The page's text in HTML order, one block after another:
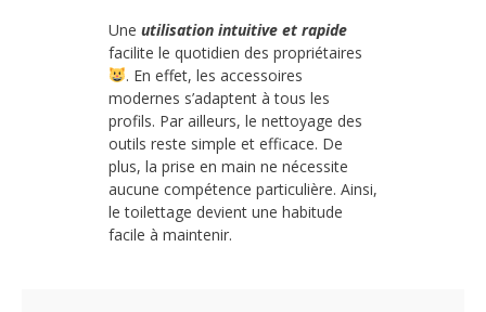
Une utilisation intuitive et rapide
facilite le quotidien des propriétaires
. En effet, les accessoires
modernes s’adaptent à tous les
profils. Par ailleurs, le nettoyage des
outils reste simple et efficace. De
plus, la prise en main ne nécessite
aucune compétence particulière. Ainsi,
le toilettage devient une habitude
facile à maintenir.